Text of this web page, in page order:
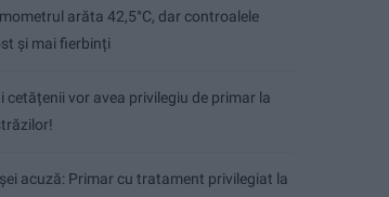
arăta 42,5°C, dar controalele
și mai fierbinți
cetățenii vor avea privilegiu de primar la
acuză: Primar cu tratament privilegiat la